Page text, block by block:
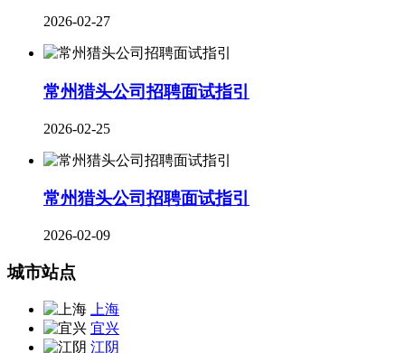
2026-02-27
常州猎头公司招聘面试指引
2026-02-25
常州猎头公司招聘面试指引
2026-02-09
城市站点
上海
宜兴
江阴